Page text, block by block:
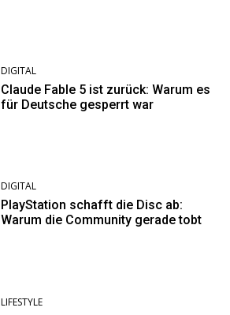
DIGITAL
Claude Fable 5 ist zurück: Warum es
für Deutsche gesperrt war
DIGITAL
PlayStation schafft die Disc ab:
Warum die Community gerade tobt
LIFESTYLE